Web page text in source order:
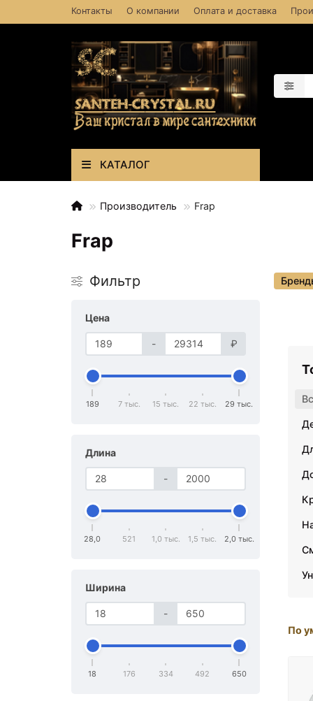
Контакты О компании Оплата и доставка
КАТАЛОГ
Производитель Frap
Frap
Фильтр
Цена
- ₽
189 7 тыс. 15 тыс. 22 тыс. 29 тыс.
Длина
-
28,0 521 1,0 тыс. 1,5 тыс. 2,0 тыс.
Ширина
-
18 176 334 492 650
По